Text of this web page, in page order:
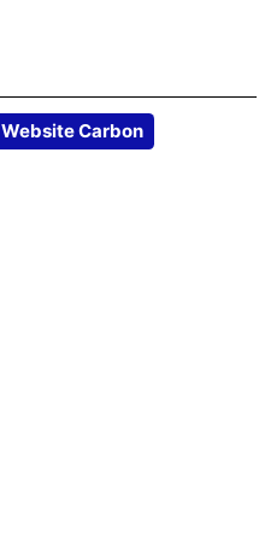
Website Carbon